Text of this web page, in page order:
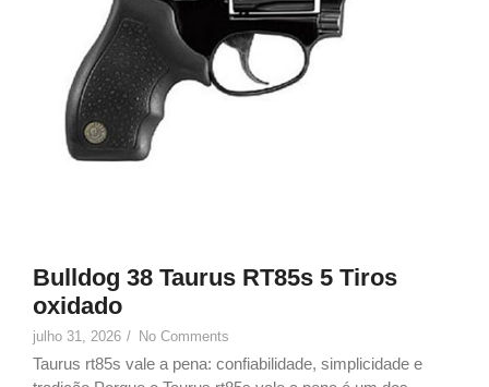
Bulldog 38 Taurus RT85s 5 Tiros
oxidado
julho 31, 2026 / No Comments
Taurus rt85s vale a pena: confiabilidade, simplicidade e